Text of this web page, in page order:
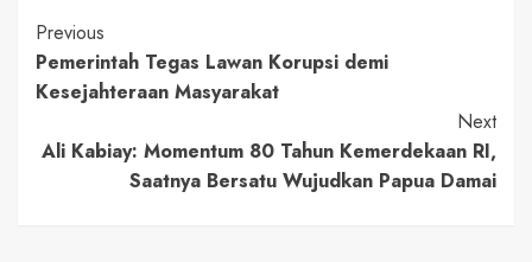
Continue
Reading
Previous
Pemerintah Tegas Lawan Korupsi demi
Kesejahteraan Masyarakat
Next
Ali Kabiay: Momentum 80 Tahun Kemerdekaan RI,
Saatnya Bersatu Wujudkan Papua Damai